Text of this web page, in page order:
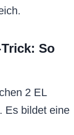
So
2 EL
Es bildet eine